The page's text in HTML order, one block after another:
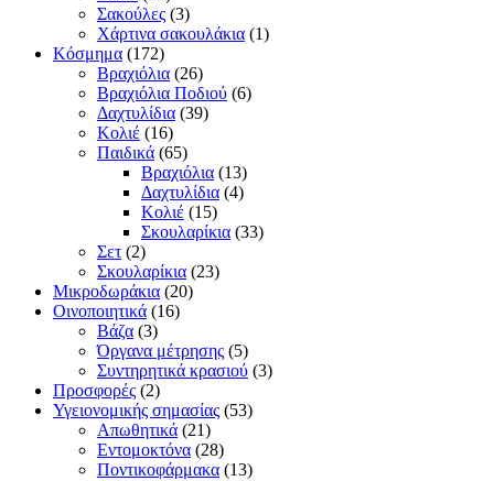
Σακούλες (3)
Χάρτινα σακουλάκια (1)
Κόσμημα (172)
Βραχιόλια (26)
Βραχιόλια Ποδιού (6)
Δαχτυλίδια (39)
Κολιέ (16)
Παιδικά (65)
Βραχιόλια (13)
Δαχτυλίδια (4)
Κολιέ (15)
Σκουλαρίκια (33)
Σετ (2)
Σκουλαρίκια (23)
Μικροδωράκια (20)
Οινοποιητικά (16)
Βάζα (3)
Όργανα μέτρησης (5)
Συντηρητικά κρασιού (3)
Προσφορές (2)
Υγειονομικής σημασίας (53)
Απωθητικά (21)
Εντομοκτόνα (28)
Ποντικοφάρμακα (13)